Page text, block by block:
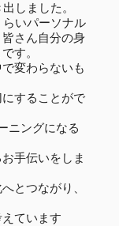
しました。
いパーソナル
さん自分の身
す。
変わらないも
にすることがで
ニングになる
手伝いをしま
とつながり、
ています